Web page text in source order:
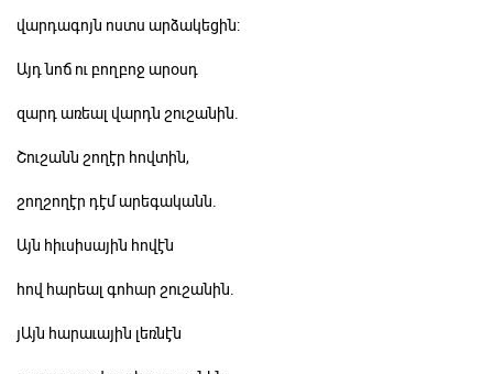
վարդագոյն ոստս արձակեցին:
Այդ նոճ ու բողբոջ արօսդ
զարդ առեալ վարդն շուշանին.
Շուշանն շողէր հովտին,
շողշողէր դէմ արեգականն.
Այն հիւսիսային հովէն
հով հարեալ գոհար շուշանին.
յԱյն հարաւային լեռնէն